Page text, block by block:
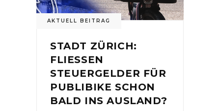
AKTUELL BEITRAG
STADT ZÜRICH:
FLIESSEN
STEUERGELDER FÜR
PUBLIBIKE SCHON
BALD INS AUSLAND?